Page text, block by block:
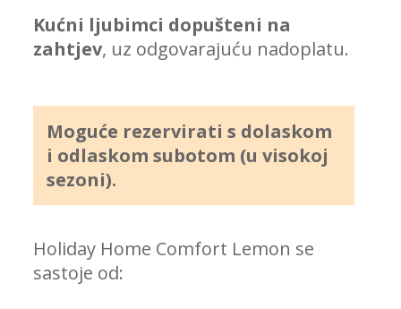
Kućni ljubimci dopušteni na
zahtjev, uz odgovarajuću nadoplatu.
Moguće rezervirati s dolaskom
i odlaskom subotom (u visokoj
sezoni).
Holiday Home Comfort Lemon se
sastoje od: